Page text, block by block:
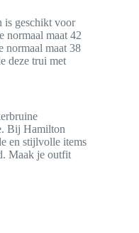
is geschikt voor
normaal maat 42
normaal maat 38
deze trui met
Bij Hamilton
en stijlvolle items
Maak je outfit